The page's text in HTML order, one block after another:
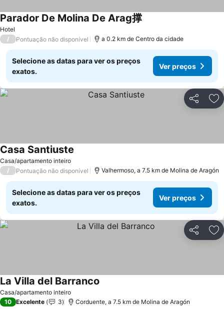
Hotel
Parador De Molina De Arag撑Ver preços
/ Pontuação não disponível a 0.2 km de Centro da cidade
Selecione as datas para ver os preços
exatos.
Ver preços
Partilhar
Casa/apartamento inteiro
Casa Santiuste
/ Pontuação não disponível Valhermoso, a 7.5 km de Molina de Aragón
Selecione as datas para ver os preços
exatos.
Ver preços
Partilhar
Casa/apartamento inteiro
La Villa del Barranco
10 Excelente 3 Corduente, a 7.5 km de Molina de Aragón